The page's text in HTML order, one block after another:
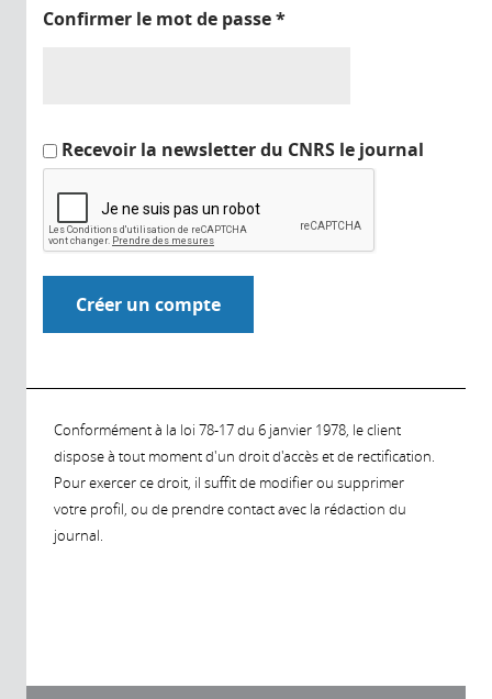
Confirmer le mot de passe*
Recevoir la newsletter du CNRS le journal
Conformément à la loi 78-17 du 6 janvier 1978, le client
dispose à tout moment d'un droit d'accès et de rectification.
Pour exercer ce droit, il suffit de modifier ou supprimer
votre profil, ou de prendre contact avec la rédaction du
journal.